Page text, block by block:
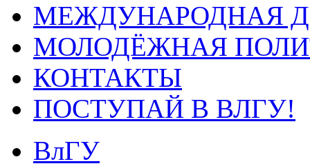
МЕЖДУНАРОДНАЯ
МОЛОДЁЖНАЯ
КОНТАКТЫ
ПОСТУПАЙ В ВЛГУ!
ВлГУ